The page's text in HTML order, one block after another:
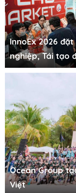
InnoEx 2026
nghiệp, Tái tạo
Ocean Group
Việt